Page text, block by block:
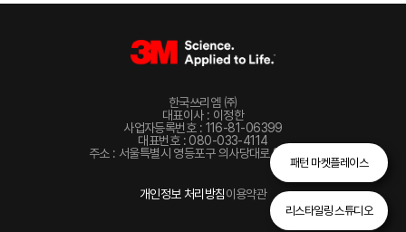
패턴 마켓플레이스
리스타일링 스튜디오
한국쓰리엠 ㈜
대표이사 : 이정한
사업자등록번호 : 116-81-06399
대표번호 : 080-033-4114
주소 : 서울특별시 영등포구 의사당대로 82, 22층
개인정보 처리방침이용약관